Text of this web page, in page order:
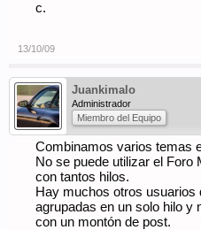
c.
13/10/09
Juankimalo
Administrador
Miembro del Equipo
Combinamos varios temas
No se puede utilizar el Foro
con tantos hilos.
Hay muchos otros usuarios
agrupadas en un solo hilo y
con un montón de post.